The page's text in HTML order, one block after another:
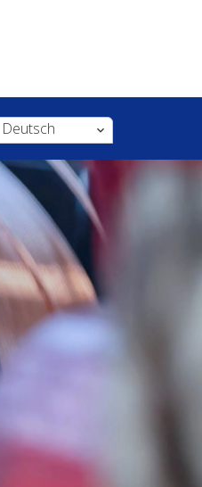
Deutsch